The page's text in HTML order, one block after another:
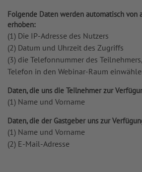
Folgende Daten werden automatisch von
erhoben:
(1) Die IP-Adresse des Nutzers
(2) Datum und Uhrzeit des Zugriffs
(3) die Telefonnummer des
Telefon in den Webinar-Raum
Daten, die uns die Teilnehmer zur
(1) Name und Vorname
Daten, die der Gastgeber uns zur
(1) Name und Vorname
(2) E-Mail-Adresse